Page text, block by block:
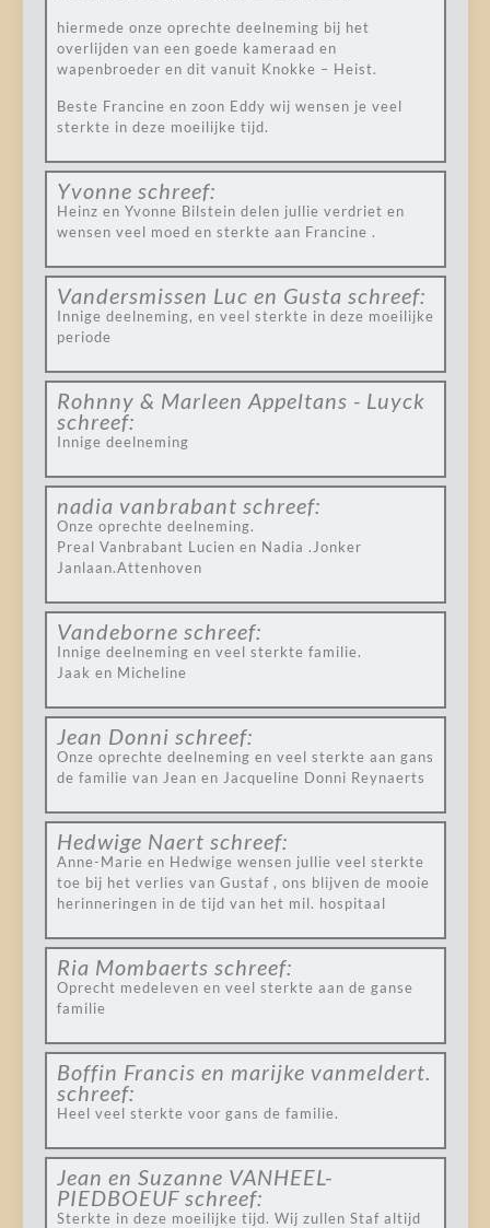
hiermede onze oprechte deelneming bij het
overlijden van een goede kameraad en
wapenbroeder en dit vanuit Knokke – Heist.
Beste Francine en zoon Eddy wij wensen je veel
sterkte in deze moeilijke tijd.
Yvonne schreef:
Heinz en Yvonne Bilstein delen jullie verdriet en
wensen veel moed en sterkte aan Francine .
Vandersmissen Luc en Gusta schreef:
Innige deelneming, en veel sterkte in deze moeilijke
periode
Rohnny & Marleen Appeltans - Luyck
schreef:
Innige deelneming
nadia vanbrabant schreef:
Onze oprechte deelneming.
Preal Vanbrabant Lucien en Nadia .Jonker
Janlaan.Attenhoven
Vandeborne schreef:
Innige deelneming en veel sterkte familie.
Jaak en Micheline
Jean Donni schreef:
Onze oprechte deelneming en veel sterkte aan gans
de familie van Jean en Jacqueline Donni Reynaerts
Hedwige Naert schreef:
Anne-Marie en Hedwige wensen jullie veel sterkte
toe bij het verlies van Gustaf , ons blijven de mooie
herinneringen in de tijd van het mil. hospitaal
Ria Mombaerts schreef:
Oprecht medeleven en veel sterkte aan de ganse
familie
Boffin Francis en marijke vanmeldert.
schreef:
Heel veel sterkte voor gans de familie.
Jean en Suzanne VANHEEL-
PIEDBOEUF schreef:
Sterkte in deze moeilijke tijd. Wij zullen Staf altijd